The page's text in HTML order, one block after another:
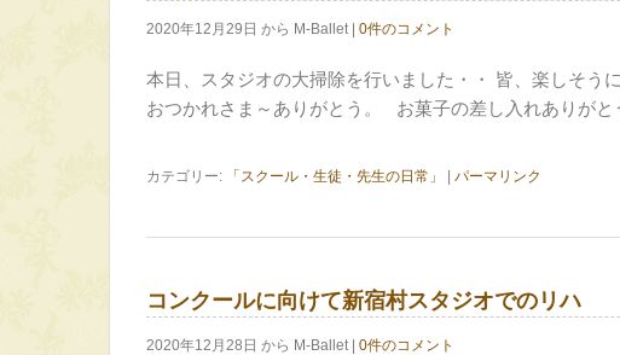
2020年12月29日 から M-Ballet | 0件のコメント
本日、スタジオの大掃除を行いました・・ 皆、楽しそう
おつかれさま～ありがとう。 お菓子の差し入れありがと
カテゴリー: 「スクール・生徒・先生の日常」 パーマリンク
コンクールに向けて新宿村スタジオでのリハ
2020年12月28日 から M-Ballet | 0件のコメント